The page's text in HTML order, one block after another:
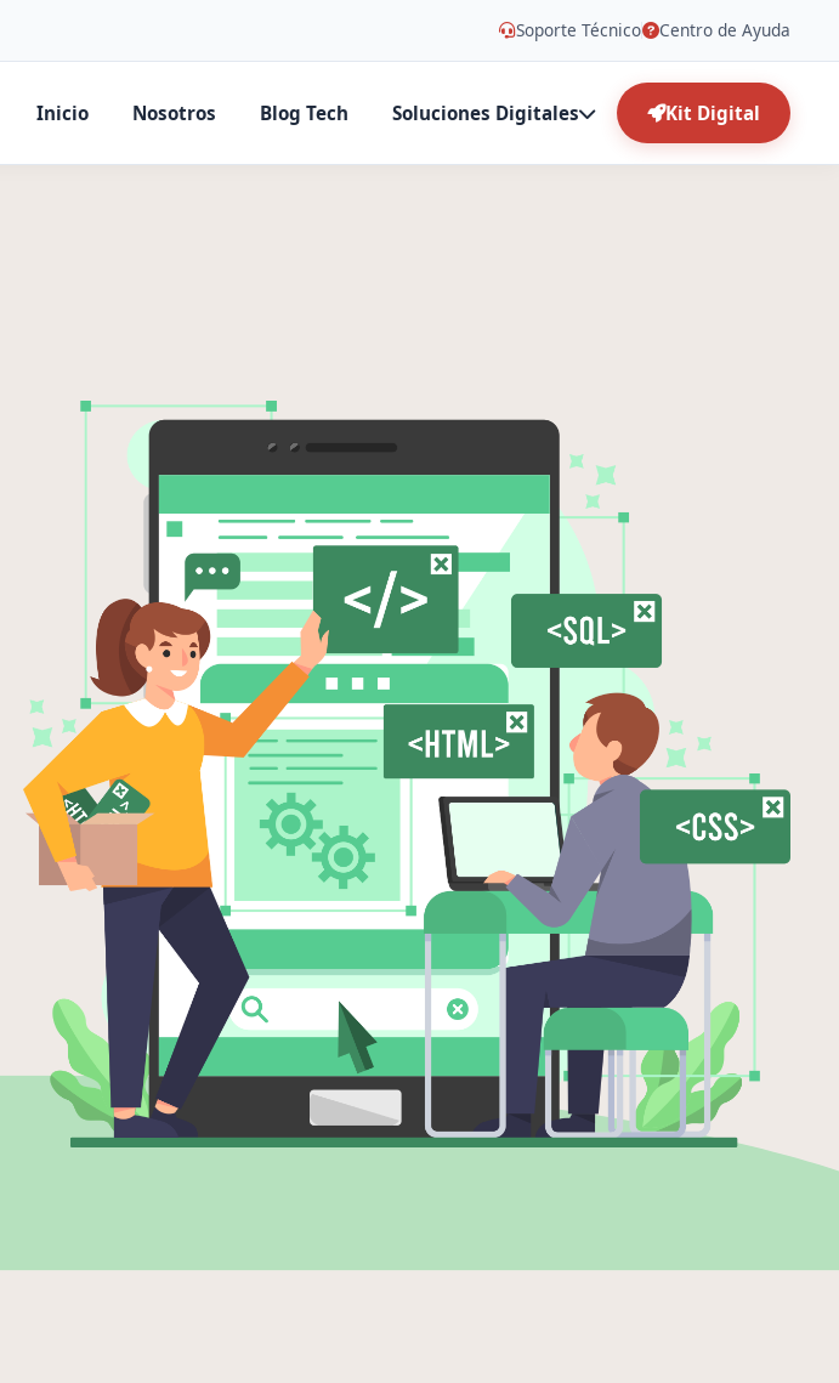
Soporte Técnico Centro de Ayuda
Inicio Nosotros Blog Tech Soluciones Digitales Kit Digital